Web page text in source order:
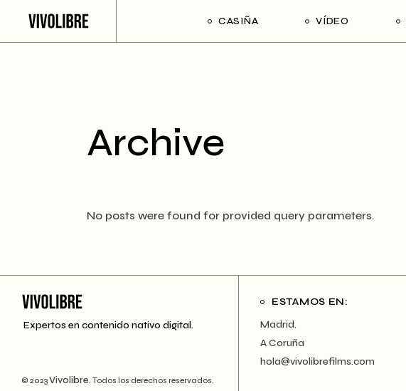
content
CASIÑA VÍDEO
Archive
No posts were found for provided query parameters.
Expertos en contenido nativo digital.
© 2023Vivolibre. Todos los derechos reservados.
ESTAMOS EN:
Madrid.
A Coruña
hola@vivolibrefilms.com